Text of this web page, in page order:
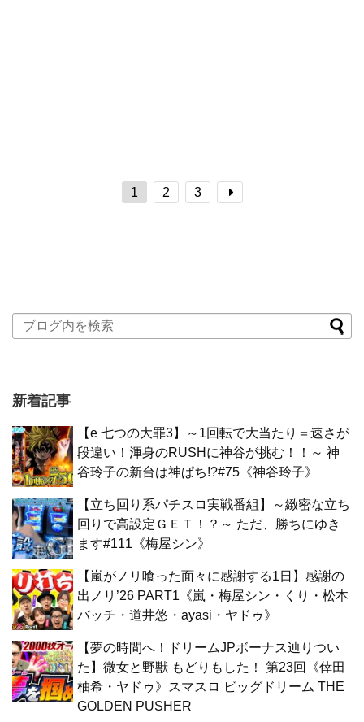
1 2 3
新着記事
【e 七つの大罪3】～1回転で大当たり＝速さが
段違い！渾身のRUSHに神谷が挑む！！～ 神
谷玲子の新台は神ぱち!?#75《神谷玲子》
【立ち回り系パチスロ実戦番組】～緻密な立ち
回りで高設定ＧＥＴ！？～ ただ、勝ちにゆき
ます#111《梅屋シン》
【嵐がノリ喰った面々に感謝する1日】感謝の
出ノリ’26 PART1《嵐・梅屋シン・くり・松本
バッチ・道井悠・ayasi・ヤドゥ》
【夢の時間へ！ドリームJPボーナス辿りつい
た】微女と野獣 もどりもした！ 第23回《倖田
柚希・ヤドゥ》スマスロ ビッグドリーム THE
GOLDEN PUSHER